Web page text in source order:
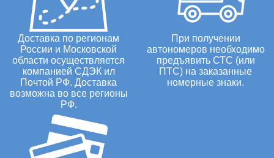
Доставка по регионам
России и Московской
области осуществляется
компанией СДЭК ил
Почтой РФ. Доставка
возможна во все регионы
РФ.
При получении
автономеров необходимо
предъявить СТС (или
ПТС) на заказанные
номерные знаки.